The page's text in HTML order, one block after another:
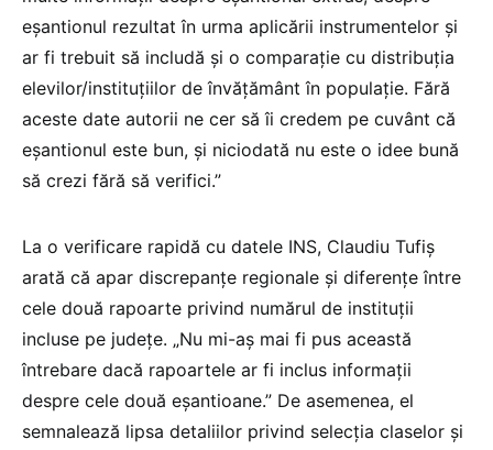
eșantionul rezultat în urma aplicării instrumentelor și
ar fi trebuit să includă și o comparație cu distribuția
elevilor/instituțiilor de învățământ în populație. Fără
aceste date autorii ne cer să îi credem pe cuvânt că
eșantionul este bun, și niciodată nu este o idee bună
să crezi fără să verifici.”
La o verificare rapidă cu datele INS, Claudiu Tufiș
arată că apar discrepanțe regionale și diferențe între
cele două rapoarte privind numărul de instituții
incluse pe județe. „Nu mi-aș mai fi pus această
întrebare dacă rapoartele ar fi inclus informații
despre cele două eșantioane.” De asemenea, el
semnalează lipsa detaliilor privind selecția claselor și